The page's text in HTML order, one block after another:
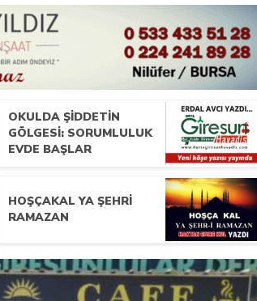
OKULDA ŞIDDETIN
GÖLGESI: SORUMLULUK
EVDE BAŞLAR
HOŞÇAKAL YA ŞEHRİ
RAMAZAN